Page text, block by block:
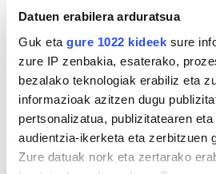
Datuen erabilera arduratsua
Guk eta gure 1022 kideek sure
zure IP zenbakia, esaterako,
bezalako teknologiak erabiliz eta
informazioak azitzen dugu
pertsonalizatua, publizitatearen eta
audientzia-ikerketa eta zerbitzuen
Zure datuak nork eta zertarako
2
KIROLA